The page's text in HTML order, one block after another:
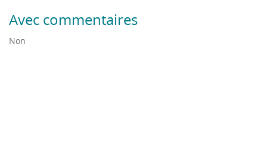
Avec commentaires
Non